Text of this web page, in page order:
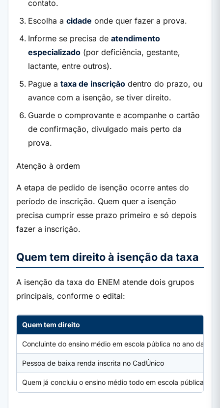
contato.
Escolha a cidade onde quer fazer a prova.
Informe se precisa de atendimento
especializado (por deficiência, gestante,
lactante, entre outros).
Pague a taxa de inscrição dentro do prazo, ou
avance com a isenção, se tiver direito.
Guarde o comprovante e acompanhe o cartão
de confirmação, divulgado mais perto da
prova.
Atenção à ordem
A etapa de pedido de isenção ocorre antes do
período de inscrição. Quem quer a isenção
precisa cumprir esse prazo primeiro e só depois
fazer a inscrição.
Quem tem direito à isenção da taxa
A isenção da taxa do ENEM atende dois grupos
principais, conforme o edital:
Quem tem direito
Concluinte do ensino médio em escola pública no ano da
Pessoa de baixa renda inscrita no CadÚnico
Quem já concluiu o ensino médio todo em escola pública